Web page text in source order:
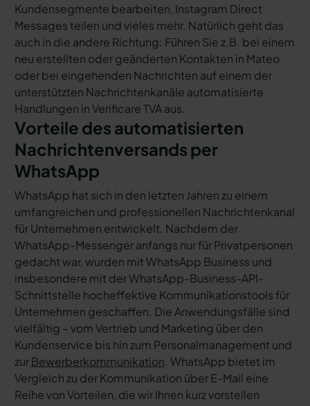
Kundensegmente bearbeiten, Instagram Direct
Messages teilen und vieles mehr. Natürlich geht das
auch in die andere Richtung: Führen Sie z.B. bei einem
neu erstellten oder geänderten Kontakten in Mateo
oder bei eingehenden Nachrichten auf einem der
unterstützten Nachrichtenkanäle automatisierte
Handlungen in Verificare TVA aus.
Vorteile des automatisierten
Nachrichtenversands per
WhatsApp
WhatsApp hat sich in den letzten Jahren zu einem
umfangreichen und professionellen Nachrichtenkanal
für Unternehmen entwickelt. Nachdem der
WhatsApp-Messenger anfangs nur für Privatpersonen
gedacht war, wurden mit WhatsApp Business und
insbesondere mit der WhatsApp-Business-API-
Schnittstelle hocheffektive Kommunikationstools für
Unternehmen geschaffen. Die Anwendungsfälle sind
vielfältig – vom Vertrieb und Marketing über den
Kundenservice bis hin zum Personalmanagement und
zurBewerberkommunikation. WhatsApp bietet im
Vergleich zu der Kommunikation über E-Mail eine
Reihe von Vorteilen, die wir Ihnen kurz vorstellen